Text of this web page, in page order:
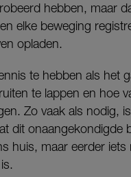
hebben, maar
elke beweging
opladen.
te hebben als het
te lappen en hoe
Zo vaak als nodig,
dit onaangekondigde
huis, maar eerder